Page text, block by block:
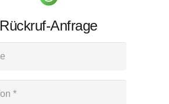
Rückruf-Anfrage